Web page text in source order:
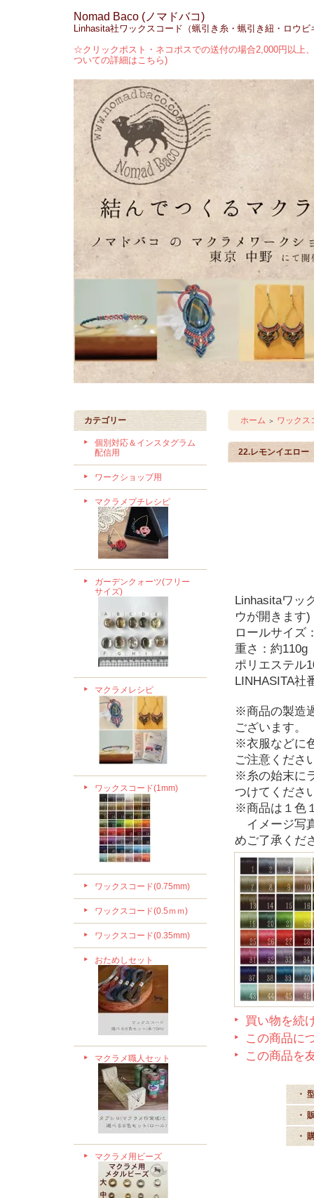
Nomad Baco (ノマドバコ)
Linhasita社ワックスコード（蝋引き糸・蝋引き紐・ロウ
☆クリックポスト・ネコポスでの送付の場合2,000円以上
ついての詳細はこちら)
カテゴリー
個別対応＆インスタグラム
配信用
ワークショップ用
マクラメプチレシピ
ガーデンクォーツ(フリー
サイズ)
マクラメレシピ
ワックスコード(1mm)
ワックスコード(0.75mm)
ワックスコード(0.5ｍｍ)
ワックスコード(0.35mm)
おためしセット
マクラメ職人セット
マクラメ用ビーズ
ホーム ＞ ワックス
22.レモンイエロー
Linhasitaワッ
ウが開きます)
ロールサイズ
重さ：約110g
ポリエステル
LINHASITA社
※商品の製造
ございます。
※衣服などに
ご注意くださ
※糸の始末に
つけてくださ
※商品は１色
イメージ写
めご了承くだ
買い物を続
この商品に
この商品を
・
・
・